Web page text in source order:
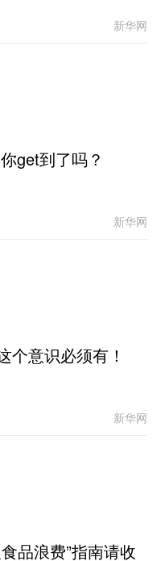
新华网
get到了吗？
新华网
个意识必须有！
新华网
品浪费”指南请收